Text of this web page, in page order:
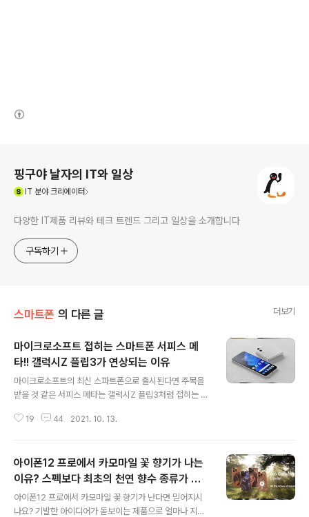
핑구야 날자의 IT와 일상
IT 분야 크리에이터
다양한 IT제품 리뷰와 테크 트렌드 그리고 일상을 소개합니다
구독하기
스마트폰 의 다른 글 더보기
마이크로소프트 접히는 스마트폰 서피스 메
타!! 갤럭시Z 플립3가 연상되는 이유
마이크로소프트의 최신 스파트폰으로 출시된다면 주목을
받을 것 같은 서피스 메타는 갤럭시Z 플립3처럼 접히는 스
는데 서피스 메타와 비교가 되지 않을 듯합니다. 서피스 메
비해 AS를 비롯한 기본 인프라가 부족해 불꽃쇼로 끝날 가
능성이 높지만 역대 MS 출시폰에서 가장 인기 있는 스마
트폰이 되지 않을까 싶습니다. MS OS 윈도우즈를 사용할
수 있다면 파급효과가 크겠지만 쉽지 않을 듯합니다. 그러
19 44 2021. 10. 13.
아이폰12 프로에서 카모마일 꽃 향기가 나는
이유? 스펙보다 최초의 천연 향수 종류가 더
궁금해!!
아이폰12 프로에서 카모마일 꽃 향기가 난다면 믿어지시
나요? 기발한 아이디어가 돋보이는 제품으로 얼마나 지속